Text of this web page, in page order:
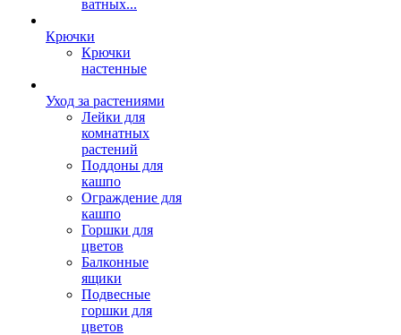
ватных...
Крючки
Крючки
настенные
Уход за растениями
Лейки для
комнатных
растений
Поддоны для
кашпо
Ограждение для
кашпо
Горшки для
цветов
Балконные
ящики
Подвесные
горшки для
цветов